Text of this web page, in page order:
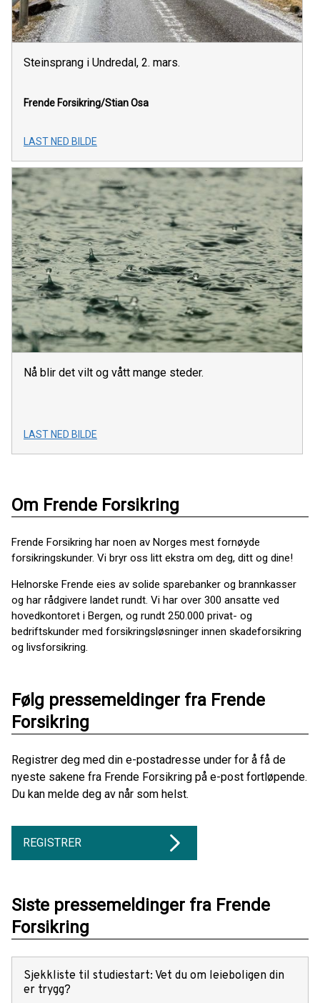
Steinsprang i Undredal, 2. mars.
Frende Forsikring/Stian Osa
LAST NED BILDE
Nå blir det vilt og vått mange steder.
LAST NED BILDE
Om Frende Forsikring
Frende Forsikring har noen av Norges mest fornøyde
forsikringskunder. Vi bryr oss litt ekstra om deg, ditt og dine!
Helnorske Frende eies av solide sparebanker og brannkasser
og har rådgivere landet rundt. Vi har over 300 ansatte ved
hovedkontoret i Bergen, og rundt 250.000 privat- og
bedriftskunder med forsikringsløsninger innen skadeforsikring
og livsforsikring.
Følg pressemeldinger fra Frende
Forsikring
Registrer deg med din e-postadresse under for å få de
nyeste sakene fra Frende Forsikring på e-post fortløpende.
Du kan melde deg av når som helst.
REGISTRER
Siste pressemeldinger fra Frende
Forsikring
Sjekkliste til studiestart: Vet du om leieboligen din
er trygg?